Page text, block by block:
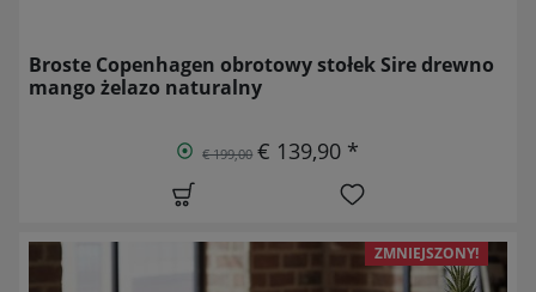
Broste Copenhagen obrotowy stołek Sire drewno
mango żelazo naturalny
€ 199,00 € 139,90 *
ZMNIEJSZONY!